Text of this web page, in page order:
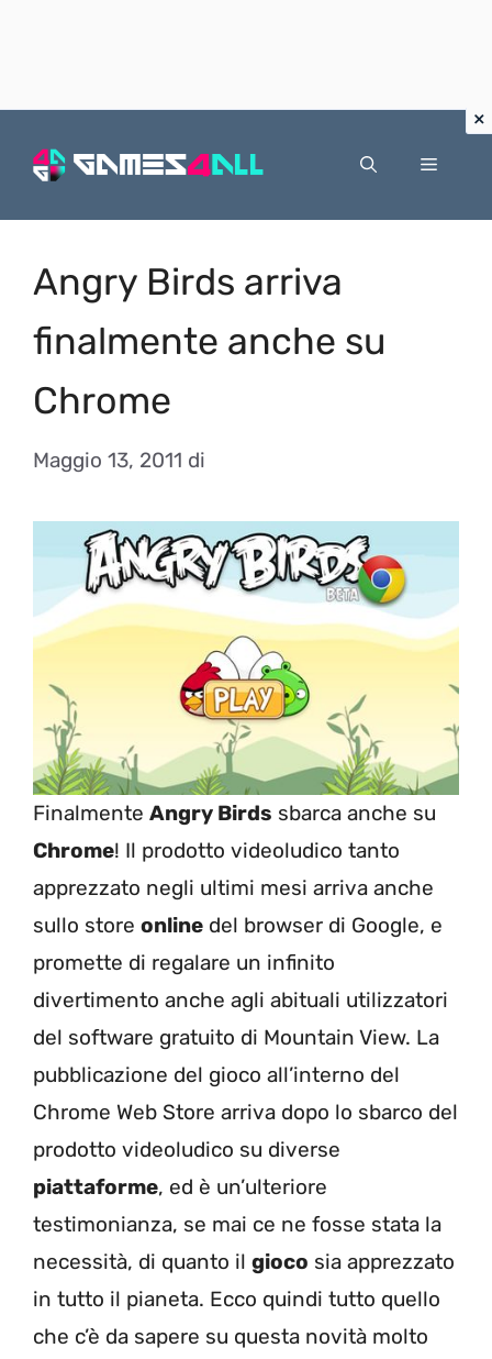
Menu
Angry Birds arriva
finalmente anche su
Chrome
Maggio 13, 2011 di
Finalmente Angry Birds sbarca anche su
Chrome! Il prodotto videoludico tanto
apprezzato negli ultimi mesi arriva anche
sullo store online del browser di Google, e
promette di regalare un infinito
divertimento anche agli abituali utilizzatori
del software gratuito di Mountain View. La
pubblicazione del gioco all’interno del
Chrome Web Store arriva dopo lo sbarco del
prodotto videoludico su diverse
piattaforme, ed è un’ulteriore
testimonianza, se mai ce ne fosse stata la
necessità, di quanto il gioco sia apprezzato
in tutto il pianeta. Ecco quindi tutto quello
che c’è da sapere su questa novità molto